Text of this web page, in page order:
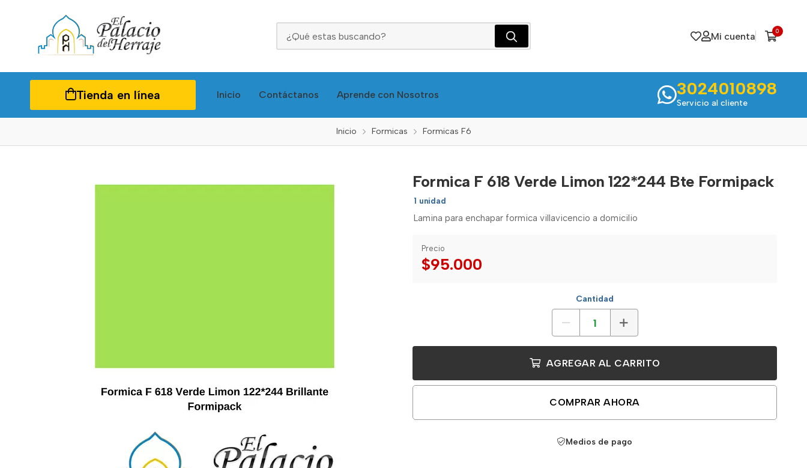
Mi cuenta 0
Tienda en línea Inicio Contáctanos Aprende con Nosotros 3024010898
Servicio al cliente
Inicio Formicas Formicas F6
Formica F 618 Verde Limon 122*244 Bte Formipack
1 unidad
Lamina para enchapar formica villavicencio a domicilio
Precio
$95.000
Cantidad
AGREGAR AL CARRITO
COMPRAR AHORA
Medios de pago